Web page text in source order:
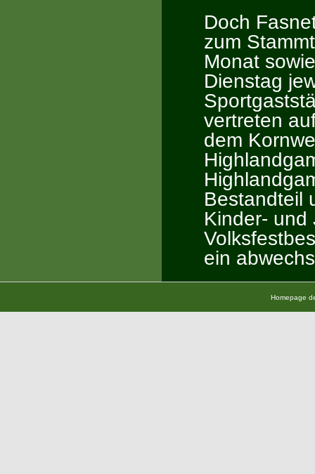
Doch
zum
Monat
Dienstag
vertreten
dem
Bestandteil
Kinder- und
ein
Homepage